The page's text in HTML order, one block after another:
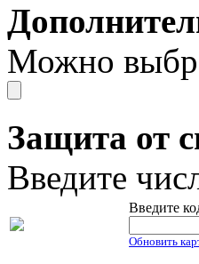
Можно
Защита от
Введите
Введите
Обновить